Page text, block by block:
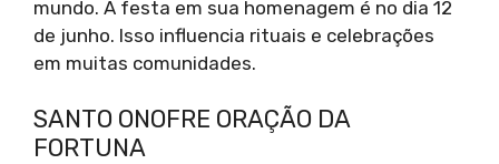
mundo. A festa em sua homenagem é no dia 12
de junho. Isso influencia rituais e celebrações
em muitas comunidades.
SANTO ONOFRE ORAÇÃO DA
FORTUNA